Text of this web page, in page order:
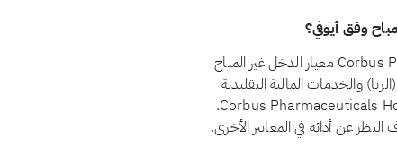
لا، اعتبارًا من أغسطس 2026، لا يجتاز سهم Corbus Pharmaceuticals Holdings, Inc. (CRBP) معيار الدخل غير المباح
كالفائدة (الربا) والخدمات المالية التقليدية
والكحول والقمار والتبغ، أقل من 5% من إجمالي إيرادات الشركة. ويتجاوز دخل Corbus Pharmaceuticals Holdings, Inc.
بصرف النظر عن أدائه في المعايير الأخرى.